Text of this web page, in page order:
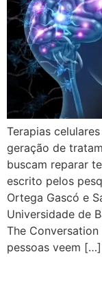
Terapias
geração de
buscam reparar
escrito pelos
Ortega Gascó e
Universidade de
The
pessoas veem […]